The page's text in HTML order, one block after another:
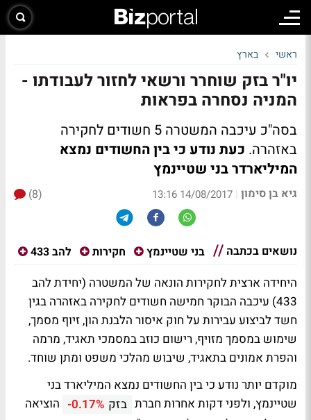
ראשי בארץ
יו"ר בזק שוחרר ורשאי לחזור לעבודתו -
המניה נסחרה בפראות
בסה"כ עיכבה המשטרה 5 חשודים לחקירה
באזהרה. כעת נודע כי בין החשודים נמצא
המיליארדר בני שטיינמץ
גיא בן סימון |
14/08/2017 13:16
(8)
נושאים בכתבה בני שטיינמץ חקירות להב 433
היחידה ארצית לחקירות הונאה של המשטרה (יחידת להב
433) עיכבה הבוקר חמישה חשודים לחקירה באזהרה בגין
חשד לביצוע עבירות על חוק איסור הלבנת הון, זיוף מסמך,
שימוש במסמך מזויף, רישום כוזב במסמכי תאגיד, מרמה
והפרת אמונים בתאגיד, שיבוש מהלכי משפט ומתן שוחד.
מוקדם יותר נודע כי בין החשודים נמצא המיליארד בני
שטיינמץ, ולפני דקות אחרות חברת בזק -0.17% הוציאה